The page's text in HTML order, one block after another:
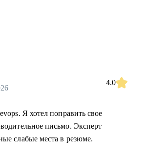
4.0
Я хотел поправить свое
письмо. Эксперт
слабые места в резюме.